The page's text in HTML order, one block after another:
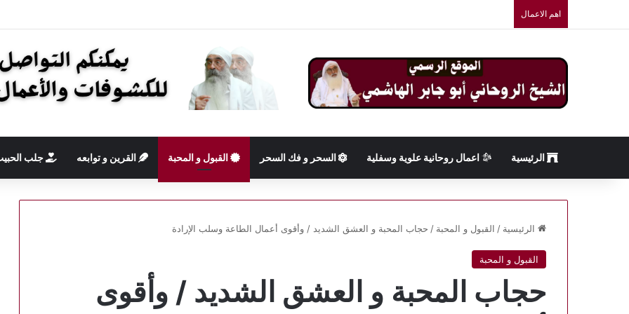
اهم الاعمال
الرئيسية اعمال روحانية علوية وسفلية السحر و فك السحر القبول و المحبة القرين و توابعه جلب
الرئيسية / القبول و المحبة / حجاب المحبة و العشق الشديد / وأقوى أعمال الطاعة وسلب الإرادة
القبول و المحبة
حجاب المحبة و العشق الشديد / وأقوى